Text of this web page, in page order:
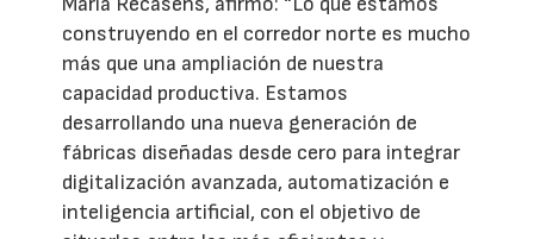
construyendo en el corredor norte es mucho
más que una ampliación de nuestra
capacidad productiva. Estamos
desarrollando una nueva generación de
fábricas diseñadas desde cero para integrar
digitalización avanzada, automatización e
inteligencia artificial, con el objetivo de